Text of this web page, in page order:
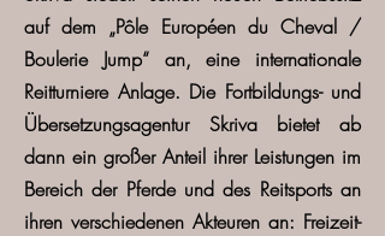
auf dem „Pôle Européen du Cheval /
Boulerie Jump“ an, eine internationale
Reitturniere Anlage. Die Fortbildungs- und
Übersetzungsagentur Skriva bietet ab
dann ein großer Anteil ihrer Leistungen im
Bereich der Pferde und des Reitsports an
ihren verschiedenen Akteuren an: Freizeit-